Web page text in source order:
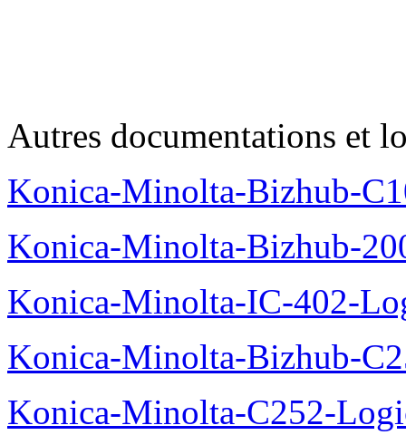
Autres documentations et
Konica-Minolta-Bizhub-
Konica-Minolta-Bizhub-
Konica-Minolta-IC-402-
Konica-Minolta-Bizhub-
Konica-Minolta-C252-